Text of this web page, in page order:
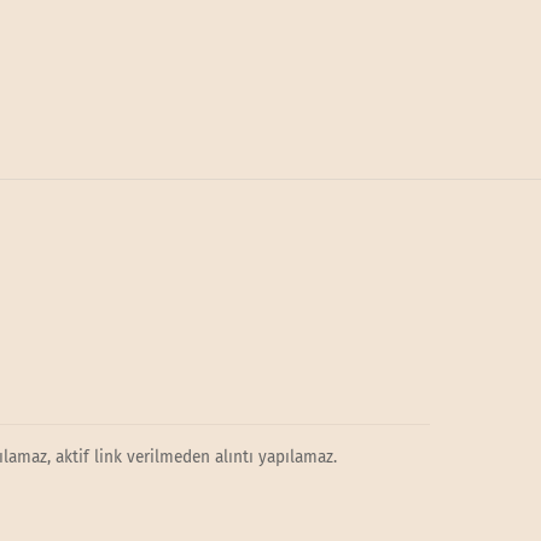
aktif link verilmeden alıntı yapılamaz.